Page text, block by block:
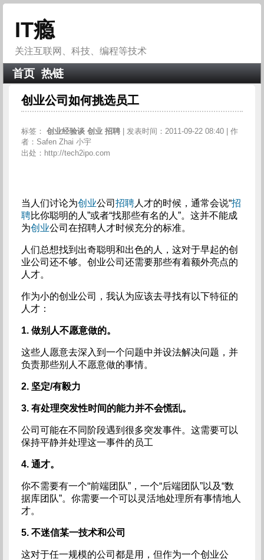
IT瘾
关注互联网、科技、编程等技术
首页 热链
创业公司如何挑选员工
标签： 创业经验谈 创业 招聘
| 发表时间：2011-09-22 08:40 | 作
者：Safen Zhai 小宇
出处：http://tech2ipo.com
当人们讨论为创业公司 招聘人才的时候，通常会说“招
聘比你聪明的人”或者“找那些有名的人”。这并不能成
为创业公司在招聘人才时候充分的标准。
人们总想找到出奇聪明和出色的人，这对于早起的创
业公司还不够。创业公司还需要那些有着额外亮点的
人才。
作为小的创业公司，我认为应该去寻找有以下特征的
人才：
1. 做别人不愿意做的。
这些人愿意去深入到一个问题中并设法解决问题，并
负责那些别人不愿意做的事情。
2. 坚定/有毅力
3. 有处理突发性时间的能力并不会慌乱。
公司可能在不同阶段遇到很多突发事件。这需要可以
保持平静并处理这一事件的员工
4. 通才。
你不需要有一个“前端团队”，一个“后端团队”以及“数
据库团队”。你需要一个可以灵活地处理所有事情地人
才。
5. 不迷信某一技术和公司
这对于任一规模的公司都是用，但作为一个创业公